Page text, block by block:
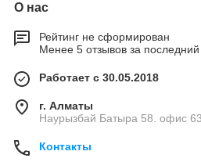
О нас
Рейтинг не сформирован
Менее 5 отзывов за последний
Работает с 30.05.2018
г. Алматы
Наурызбай Батыра 58. офис
Контакты